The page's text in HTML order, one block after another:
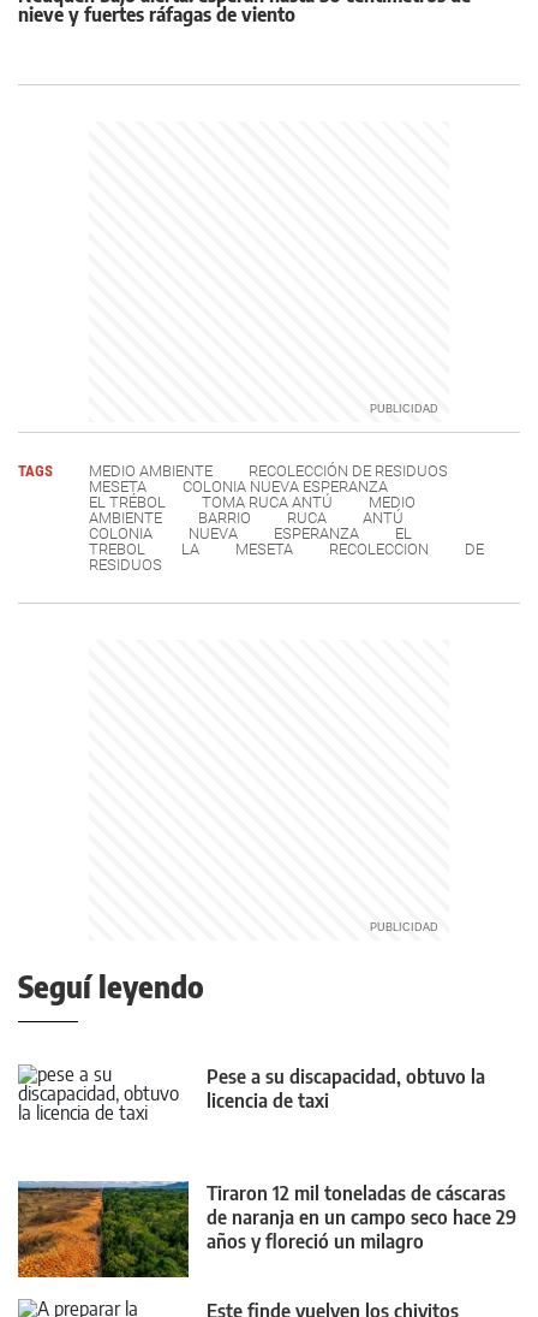
nieve y fuertes ráfagas de viento
TAGS MEDIO AMBIENTE
RECOLECCIÓN DE RESIDUOS
MESETA
COLONIA NUEVA ESPERANZA
EL TRÉBOL
TOMA RUCA ANTÚ
MEDIO
AMBIENTE
BARRIO RUCA
ANTÚ
COLONIA
NUEVA ESPERANZA
EL
TREBOL
LA MESETA RECOLECCION
DE
RESIDUOS
Seguí leyendo
Pese a su discapacidad, obtuvo la
licencia de taxi
Tiraron 12 mil toneladas de cáscaras
de naranja en un campo seco hace 29
años y floreció un milagro
Este finde vuelven los chivitos